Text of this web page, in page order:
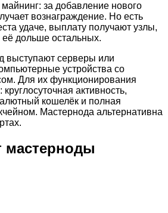
за добавление нового
вознаграждение. Но есть
удаче, выплату получают узлы,
дольше остальных.
выступают серверы или
устройства со
Для их функционирования
активность,
кошелёк и полная
Мастернода альтернативна
мастерноды